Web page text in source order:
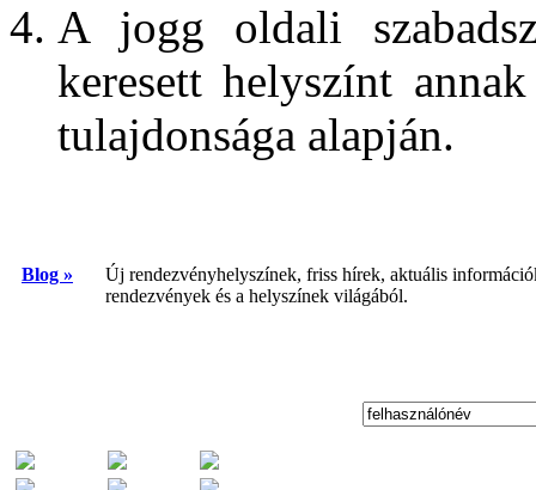
A jogg oldali
keresett helyszínt
tulajdonsága alapján.
Blog »
Új rendezvényhelyszínek, friss hírek, aktuális
rendezvények és a helyszínek világából.